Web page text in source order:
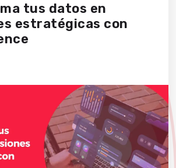
tus datos en
estratégicas con